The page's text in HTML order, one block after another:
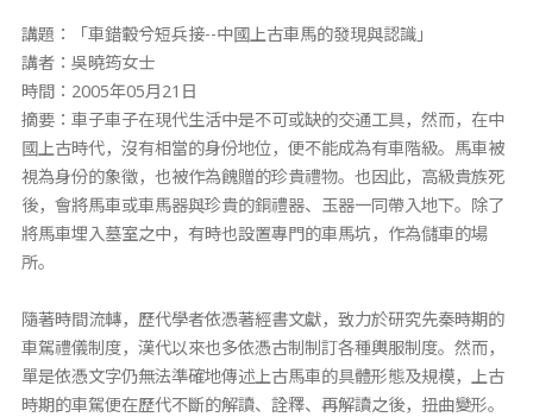
講題：「車錯轂兮短兵接--中國上古車馬的發現與認識」
講者：吳曉筠女士
時間：2005年05月21日
摘要：車子車子在現代生活中是不可或缺的交通工具，然而，在中
國上古時代，沒有相當的身份地位，便不能成為有車階級。馬車被
視為身份的象徵，也被作為餽贈的珍貴禮物。也因此，高級貴族死
後，會將馬車或車馬器與珍貴的銅禮器、玉器一同帶入地下。除了
將馬車埋入墓室之中，有時也設置專門的車馬坑，作為儲車的場
所。
隨著時間流轉，歷代學者依憑著經書文獻，致力於研究先秦時期的
車駕禮儀制度，漢代以來也多依憑古制制訂各種輿服制度。然而，
單是依憑文字仍無法準確地傳述上古馬車的具體形態及規模，上古
時期的車駕便在歷代不斷的解讀、詮釋、再解讀之後，扭曲變形。